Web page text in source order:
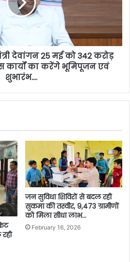
देवांगन 25 मई को 342 करोड़
का करेंगे भूमिपूजन एवं
शुभारंभ….
जन सुविधा शिविरों से बदल रही
सुकमा की तस्वीर, 9,473 ग्रामीणों
को मिला सीधा लाभ…
February 16, 2026